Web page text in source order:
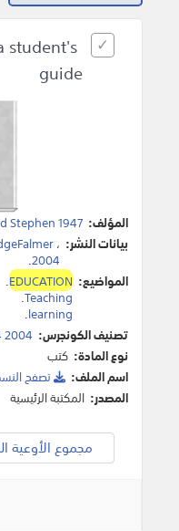
student's
guide
المؤلف: Stephen 1947
بيانات النشر: ،
2004
.
المواضيع: EDUCATION
.
Teaching
.
learning
.
تصنيف الكونجرس: 2004
نوع المادة: كتب
اسم الملف:
تصفح
المصدر: المكتبة الرئيسية
مجموع الأوعية